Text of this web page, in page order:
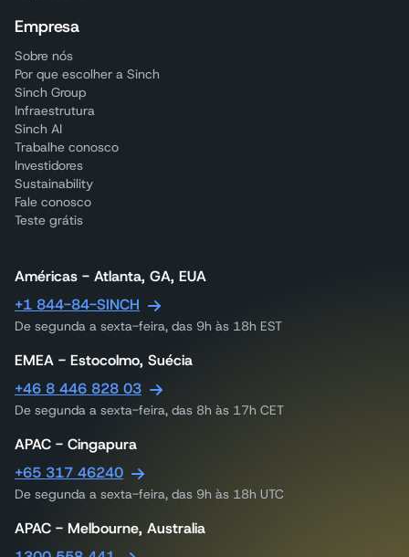
Empresa
Sobre nós
Por que escolher a Sinch
Sinch Group
Infraestrutura
Sinch AI
Trabalhe conosco
Investidores
Sustainability
Fale conosco
Teste grátis
Américas - Atlanta, GA, EUA
+1 844-84-SINCH
De segunda a sexta-feira, das 9h às 18h EST
EMEA - Estocolmo, Suécia
+46 8 446 828 03
De segunda a sexta-feira, das 8h às 17h CET
APAC - Cingapura
+65 317 46240
De segunda a sexta-feira, das 9h às 18h UTC
APAC - Melbourne, Australia